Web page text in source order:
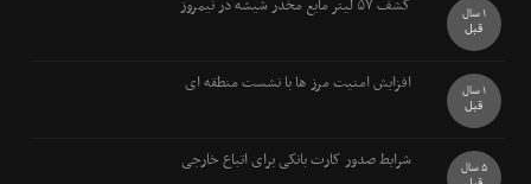
کشف ۵۷ ليتر مايع مخدر شيشه در نيمروز 1 سال
قبل
افزایش امنیت مرز ها با نشست منطقه ای 1 سال
قبل
شرایط صدور کارت بانکی برای اتباع خارجی 5 سال